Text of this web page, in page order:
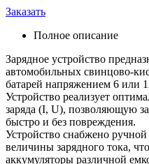
Заказать
Полное описание
Зарядное устройство
автомобильных свинцово-
батарей напряжением 6 или
Устройство реализует
заряда (I, U), позволяющую
быстро и без повреждения.
Устройство снабжено
величины зарядного тока,
аккумуляторы различной